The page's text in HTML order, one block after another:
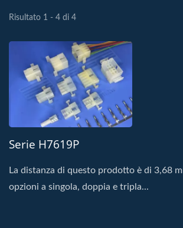
Risultato 1 - 4 di 4
Serie H7619P
La distanza di questo prodotto è di 3,68
opzioni a singola, doppia e tripla...